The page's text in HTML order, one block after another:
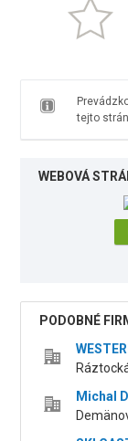
tejto
WEBOVÁ
PODOBNÉ
Michal